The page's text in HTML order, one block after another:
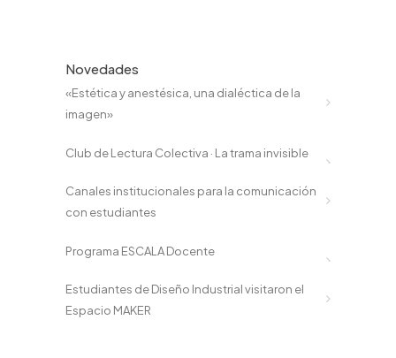
Novedades
«Estética y anestésica, una dialéctica de la
imagen»
Club de Lectura Colectiva · La trama invisible
Canales institucionales para la comunicación
con estudiantes
Programa ESCALA Docente
Estudiantes de Diseño Industrial visitaron el
Espacio MAKER